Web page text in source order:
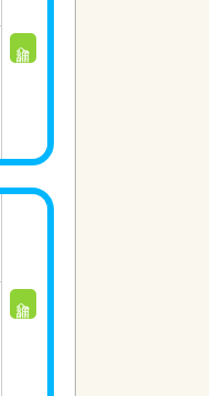
詳細へ
詳細へ